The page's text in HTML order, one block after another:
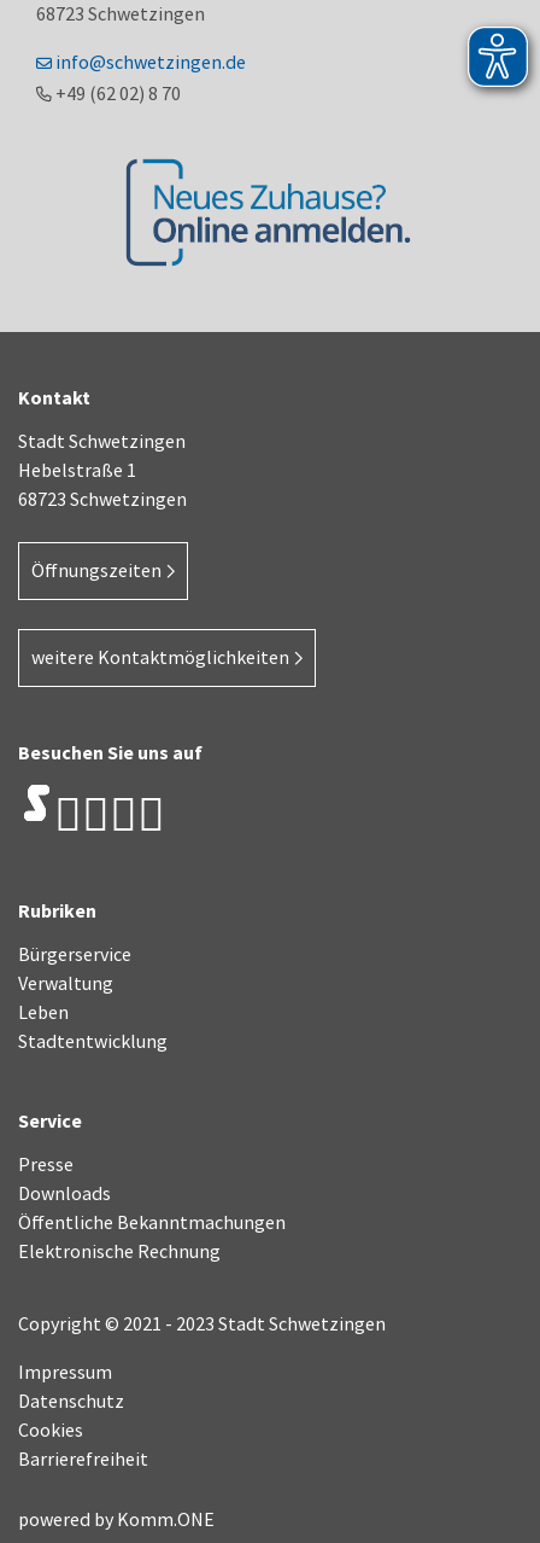
68723 Schwetzingen
info@schwetzingen.de
+49 (6202) 8 70
Kontakt
Stadt Schwetzingen
Hebelstraße 1
68723 Schwetzingen
Öffnungszeiten
weitere Kontaktmöglichkeiten
Besuchen Sie uns auf
Rubriken
Bürgerservice
Verwaltung
Leben
Stadtentwicklung
Service
Presse
Downloads
Öffentliche Bekanntmachungen
Elektronische Rechnung
Copyright © 2021 - 2023 Stadt Schwetzingen
Impressum
Datenschutz
Cookies
Barrierefreiheit
powered by Komm.ONE